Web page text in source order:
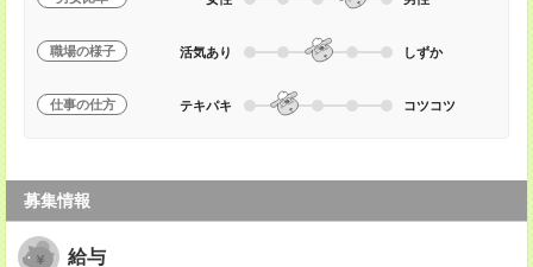
職場の様子 活気あり しずか
仕事の仕方 テキパキ コツコツ
募集情報
給与